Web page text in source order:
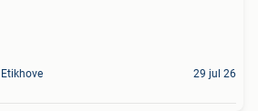
Etikhove 29 jul 26